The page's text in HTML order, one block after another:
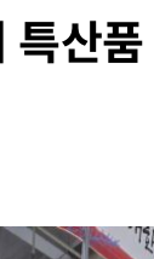
산품